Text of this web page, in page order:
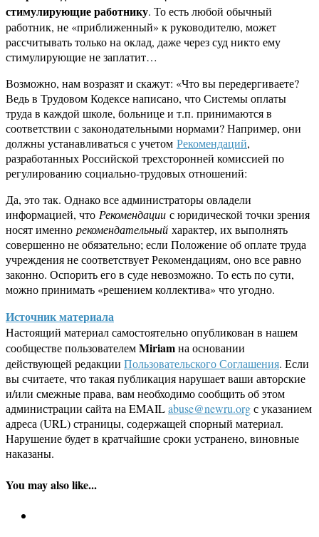
стимулирующие работнику. То есть любой обычный
работник, не «приближенный» к руководителю, может
рассчитывать только на оклад, даже через суд никто ему
стимулирующие не заплатит…
Возможно, нам возразят и скажут: «Что вы передергиваете?
Ведь в Трудовом Кодексе написано, что Системы оплаты
труда в каждой школе, больнице и т.п. принимаются в
соответствии с законодательными нормами? Например, они
должны устанавливаться с учетом Рекомендаций,
разработанных Российской трехсторонней комиссией по
регулированию социально-трудовых отношений:
Да, это так. Однако все администраторы овладели
информацией, что Рекомендации с юридической точки зрения
носят именно рекомендательный характер, их выполнять
совершенно не обязательно; если Положение об оплате труда
учреждения не соответствует Рекомендациям, оно все равно
законно. Оспорить его в суде невозможно. То есть по сути,
можно принимать «решением коллектива» что угодно.
Источник материала
Настоящий материал самостоятельно опубликован в нашем
сообществе пользователемMiriamна основании
действующей редакции Пользовательского Соглашения. Если
вы считаете, что такая публикация нарушает ваши авторские
и/или смежные права, вам необходимо сообщить об этом
администрации сайта на EMAILabuse@newru.orgс указанием
адреса (URL) страницы, содержащей спорный материал.
Нарушение будет в кратчайшие сроки устранено, виновные
наказаны.
You may also like...